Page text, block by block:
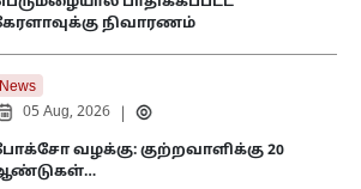
நிவாரணம்
News
05 Aug, 2026
வழக்கு: குற்றவாளிக்கு 20